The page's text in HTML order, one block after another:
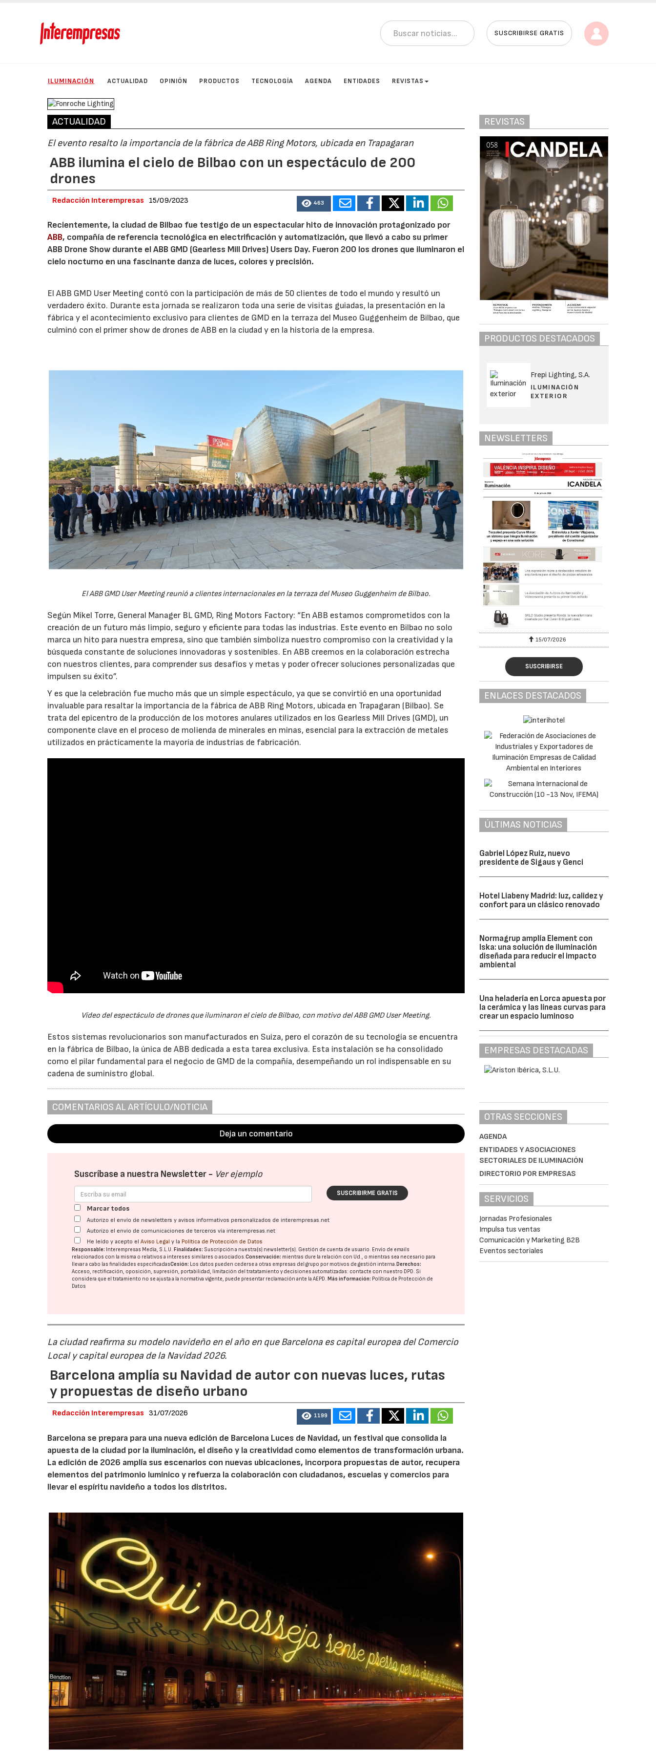
SUSCRIBIRSE GRATIS
ILUMINACIÓN ACTUALIDAD OPINIÓN PRODUCTOS TECNOLOGÍA AGENDA ENTIDADES REVISTAS
ACTUALIDAD
El evento resalto la importancia de la fábrica de ABB Ring Motors, ubicada en Trapagaran
ABB ilumina el cielo de Bilbao con un espectáculo de 200
drones
Redacción Interempresas 15/09/2023 463
Recientemente, la ciudad de Bilbao fue testigo de un espectacular hito de innovación protagonizado por
ABB, compañía de referencia tecnológica en electrificación y automatización, que llevó a cabo su primer
ABB Drone Show durante el ABB GMD (Gearless Mill Drives) Users Day. Fueron 200 los drones que iluminaron el
cielo nocturno en una fascinante danza de luces, colores y precisión.
El ABB GMD User Meeting contó con la participación de más de 50 clientes de todo el mundo y resultó un
verdadero éxito. Durante esta jornada se realizaron toda una serie de visitas guiadas, la presentación en la
fábrica y el acontecimiento exclusivo para clientes de GMD en la terraza del Museo Guggenheim de Bilbao, que
culminó con el primer show de drones de ABB en la ciudad y en la historia de la empresa.
El ABB GMD User Meeting reunió a clientes internacionales en la terraza del Museo Guggenheim de Bilbao.
Según Mikel Torre, General Manager BL GMD, Ring Motors Factory: “En ABB estamos comprometidos con la
creación de un futuro más limpio, seguro y eficiente para todas las industrias. Este evento en Bilbao no solo
marca un hito para nuestra empresa, sino que también simboliza nuestro compromiso con la creatividad y la
búsqueda constante de soluciones innovadoras y sostenibles. En ABB creemos en la colaboración estrecha
con nuestros clientes, para comprender sus desafíos y metas y poder ofrecer soluciones personalizadas que
impulsen su éxito”.
Y es que la celebración fue mucho más que un simple espectáculo, ya que se convirtió en una oportunidad
invaluable para resaltar la importancia de la fábrica de ABB Ring Motors, ubicada en Trapagaran (Bilbao). Se
trata del epicentro de la producción de los motores anulares utilizados en los Gearless Mill Drives (GMD), un
componente clave en el proceso de molienda de minerales en minas, esencial para la extracción de metales
utilizados en prácticamente la mayoría de industrias de fabricación.
Vídeo del espectáculo de drones que iluminaron el cielo de Bilbao, con motivo del ABB GMD User Meeting.
Estos sistemas revolucionarios son manufacturados en Suiza, pero el corazón de su tecnología se encuentra
en la fábrica de Bilbao, la única de ABB dedicada a esta tarea exclusiva. Esta instalación se ha consolidado
como el pilar fundamental para el negocio de GMD de la compañía, desempeñando un rol indispensable en su
cadena de suministro global.
COMENTARIOS AL ARTÍCULO/NOTICIA
Deja un comentario
Suscríbase a nuestra Newsletter - Ver ejemplo
SUSCRIBIRME GRATIS
Marcar todos
Autorizo el envío de newsletters y avisos informativos personalizados de interempresas.net
Autorizo el envío de comunicaciones de terceros vía interempresas.net
He leído y acepto elAviso Legal y la Política de Protección de Datos
Responsable: Interempresas Media, S.L.U. Finalidades: Suscripción a nuestra(s) newsletter(s). Gestión de cuenta de usuario. Envío de emails
relacionados con la misma o relativos a intereses similares o asociados.Conservación: mientras dure la relación con Ud., o mientras sea necesario para
llevar a cabo las finalidades especificadasCesión: Los datos pueden cederse a otras empresas del grupo por motivos de gestión interna. Derechos:
Acceso, rectificación, oposición, supresión, portabilidad, limitación del tratatamiento y decisiones automatizadas: contacte con nuestro DPD. Si
considera que el tratamiento no se ajusta a la normativa vigente, puede presentar reclamación ante laAEPD. Más información: Política de Protección de
Datos
La ciudad reafirma su modelo navideño en el año en que Barcelona es capital europea del Comercio
Local y capital europea de la Navidad 2026.
Barcelona amplía su Navidad de autor con nuevas luces, rutas
y propuestas de diseño urbano
Redacción Interempresas 31/07/2026 1199
Barcelona se prepara para una nueva edición de Barcelona Luces de Navidad, un festival que consolida la
apuesta de la ciudad por la iluminación, el diseño y la creatividad como elementos de transformación urbana.
La edición de 2026 amplía sus escenarios con nuevas ubicaciones, incorpora propuestas de autor, recupera
elementos del patrimonio lumínico y refuerza la colaboración con ciudadanos, escuelas y comercios para
llevar el espíritu navideño a todos los distritos.
REVISTAS
PRODUCTOS DESTACADOS
Frepi Lighting, S.A.
ILUMINACIÓN
EXTERIOR
NEWSLETTERS
15/07/2026 29/07/2026 15/07/2026
SUSCRIBIRSE
ENLACES DESTACADOS
ÚLTIMAS NOTICIAS
Gabriel López Ruiz, nuevo
presidente de Sigaus y Genci
Hotel Liabeny Madrid: luz, calidez y
confort para un clásico renovado
Normagrup amplía Element con
Iska: una solución de iluminación
diseñada para reducir el impacto
ambiental
Una heladería en Lorca apuesta por
la cerámica y las líneas curvas para
crear un espacio luminoso
EMPRESAS DESTACADAS
OTRAS SECCIONES
AGENDA
ENTIDADES Y ASOCIACIONES
SECTORIALES DE ILUMINACIÓN
DIRECTORIO POR EMPRESAS
SERVICIOS
Jornadas Profesionales
Impulsa tus ventas
Comunicación y Marketing B2B
Eventos sectoriales